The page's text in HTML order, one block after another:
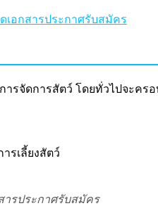
เอกสารประกาศรับสมัคร
รจัดการสัตว์ โดยทั่วไปจะคร
รเลี้ยงสัตว์
ารประกาศรับสมัคร